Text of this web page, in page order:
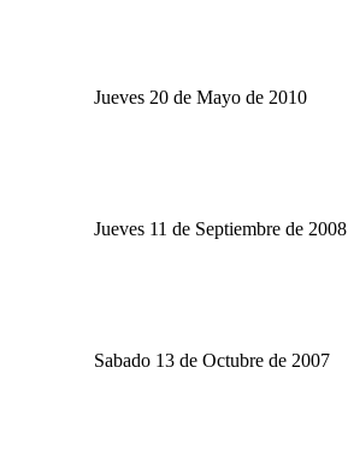
Jueves 20 de Mayo de 2010
Jueves 11 de Septiembre de 2008
Sabado 13 de Octubre de 2007